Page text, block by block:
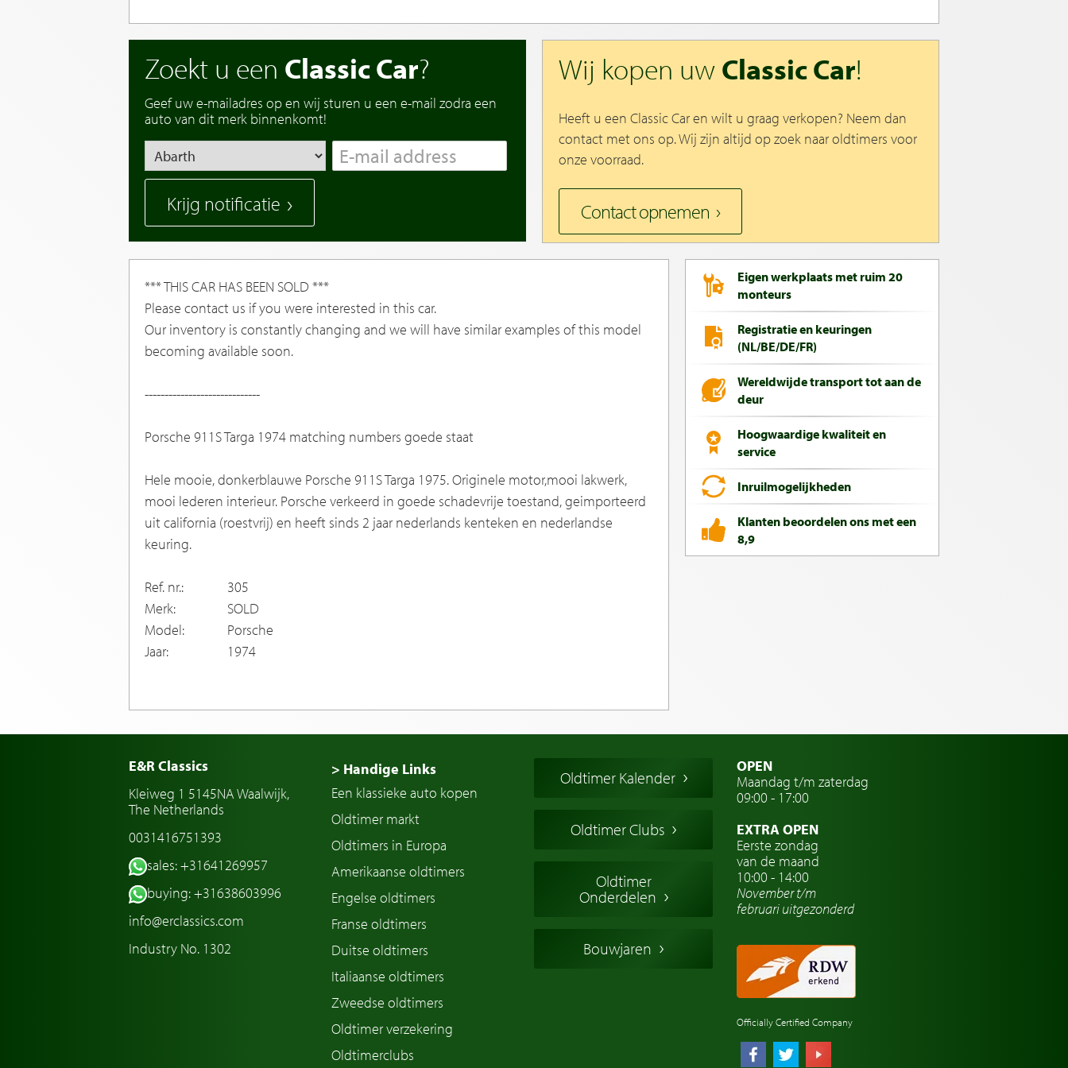
Zoekt u een Classic Car?
Geef uw e-mailadres op en wij sturen u een e-mail zodra een
auto van dit merk binnenkomt!
Krijg notificatie
Wij kopen uwClassic Car!
Heeft u een Classic Car en wilt u graag verkopen? Neem dan
contact met ons op. Wij zijn altijd op zoek naar oldtimers voor
onze voorraad.
Contact opnemen
*** THIS CAR HAS BEEN SOLD ***
Please contact us if you were interested in this car.
Our inventory is constantly changing and we will have similar examples of this model
becoming available soon.
-----------------------------
Porsche 911S Targa 1974 matching numbers goede staat
Hele mooie, donkerblauwe Porsche 911S Targa 1975. Originele motor,mooi lakwerk,
mooi lederen interieur. Porsche verkeerd in goede schadevrije toestand, geimporteerd
uit california (roestvrij) en heeft sinds 2 jaar nederlands kenteken en nederlandse
keuring.
Ref. nr.:
305
Merk:
SOLD
Model:
Porsche
Jaar:
1974
Eigen werkplaats met ruim 20
monteurs
Registratie en keuringen
(NL/BE/DE/FR)
Wereldwijde transport tot aan de
deur
Hoogwaardige kwaliteit en
service
Inruilmogelijkheden
Klanten beoordelen ons met een
8,9
E&R Classics
Kleiweg 1 5145NA Waalwijk,
The Netherlands
0031416751393
sales: +31641269957
buying: +31638603996
info@erclassics.com
Industry No. 1302
> Handige Links
Een klassieke auto kopen
Oldtimer markt
Oldtimers in Europa
Amerikaanse oldtimers
Engelse oldtimers
Franse oldtimers
Duitse oldtimers
Italiaanse oldtimers
Zweedse oldtimers
Oldtimer verzekering
Oldtimerclubs
Oldtimer Kalender
Oldtimer Clubs
Oldtimer
Onderdelen
Bouwjaren
OPEN
Maandag t/m zaterdag
09:00 - 17:00
EXTRA OPEN
Eerste zondag
van de maand
10:00 - 14:00
November t/m
februariuitgezonderd
Officially Certified Company